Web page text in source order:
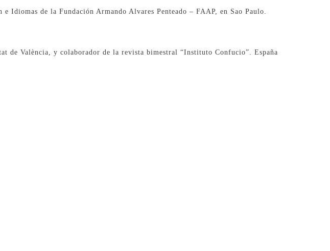
Idiomas de la Fundación Armando Alvares Penteado – FAAP, en Sao Paulo.
de València, y colaborador de la revista bimestral “Instituto Confucio”. España